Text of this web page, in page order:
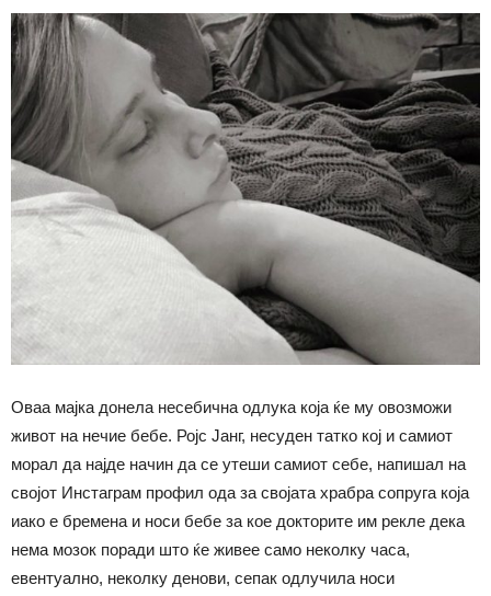
Оваа мајка донела несебична одлука која ќе му овозможи
живот на нечие бебе. Ројс Јанг, несуден татко кој и самиот
морал да најде начин да се утеши самиот себе, напишал на
својот Инстаграм профил ода за својата храбра сопруга која
иако е бремена и носи бебе за кое докторите им рекле дека
нема мозок поради што ќе живее само неколку часа,
евентуално, неколку денови, сепак одлучилa носи